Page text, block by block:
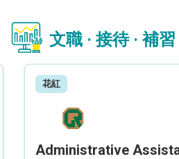
文職 · 接待 · 補習
花紅
Administrative